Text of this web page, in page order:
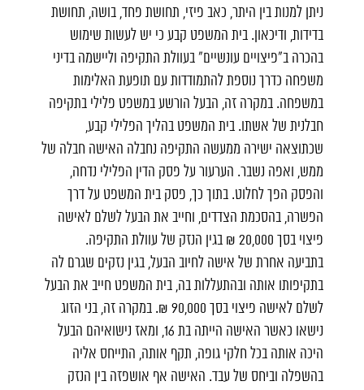
ניתן למנות בין היתר, כאב פיזי, תחושת פחד, בושה, תחושת
בדידות, ודיכאון. בית המשפט קבע כי יש לעשות שימוש
בהכרה ב"פיצויים עונשיים" בעוולת התקיפה וליישמה בדיני
משפחה כדרך נוספת להתמודדות עם תופעת האלימות
במשפחה. במקרה זה, הבעל הורשע במשפט פלילי בתקיפה
חבלנית של אשתו. בית המשפט בהליך הפלילי קבע,
שכתוצאה ישירה ממעשה התקיפה נחבלה האישה חבלה של
ממש, ואפה נשבר. הערעור על פסק הדין הפלילי נדחה,
והפסק הפך לחלוט. בתוך כך, פסק בית המשפט על דרך
הפשרה, בהסכמת הצדדים, וחייב את הבעל לשלם לאישה
פיצוי בסך 20,000 ₪ בגין הנזק של עוולת התקיפה.
בתביעה אחרת של אישה לחיוב הבעל, בגין נזקים שגרם לה
בתקיפותו אותה ובהתעללות בה, בית המשפט חייב את הבעל
לשלם לאישה פיצוי בסך 90,000 ₪. במקרה זה, בני הזוג
נישאו כאשר האישה הייתה בת 16, ומאז נישואיהם הבעל
היכה אותה בכל חלקי גופה, תקף אותה, התייחס אליה
בהשפלה וביחס של עבד. האישה אף אושפזה בין הנזק